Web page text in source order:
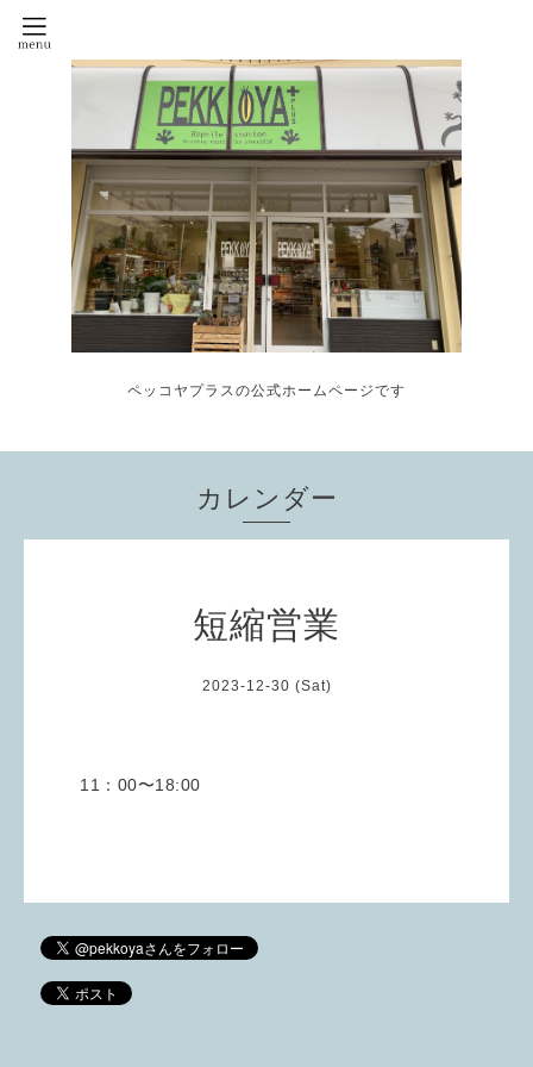
ペッコヤプラスの公式ホームページです
カレンダー
短縮営業
2023-12-30 (Sat)
11：00〜18:00